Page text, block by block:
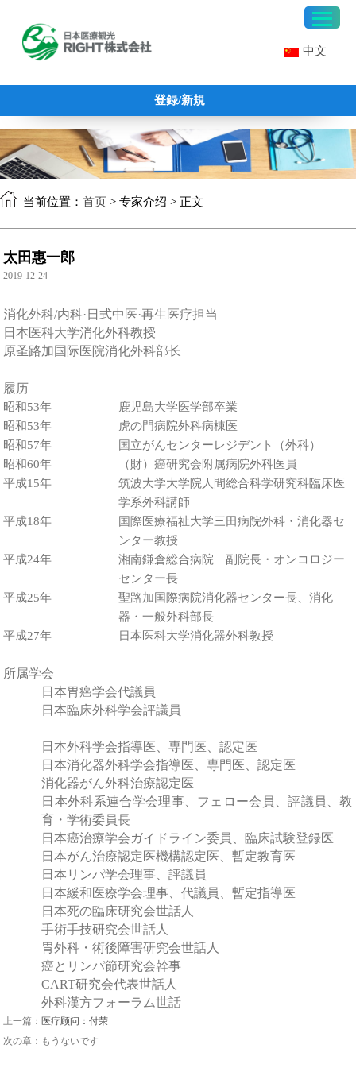
中文
登録/新規
当前位置： 首页 > 专家介绍 > 正文
太田惠一郎
2019-12-24
消化外科/内科·日式中医·再生医疗担当
日本医科大学消化外科教授
原圣路加国际医院消化外科部长
履历
昭和53年
鹿児島大学医学部卒業
昭和53年
虎の門病院外科病棟医
昭和57年
国立がんセンターレジデント（外科）
昭和60年
（財）癌研究会附属病院外科医員
平成15年
筑波大学大学院人間総合科学研究科臨床医
学系外科講師
平成18年
国際医療福祉大学三田病院外科 ・消化器セ
ンター教授
平成24年
湘南鎌倉総合病院 副院長 ・ オンコロジー
センター長
平成25年
聖路加国際病院消化器センター長、消化
器 ・一般外科部長
平成27年
日本医科大学消化器外科教授
所属学会
日本胃癌学会代議員
日本臨床外科学会評議員
日本外科学会指導医、専門医、認定医
日本消化器外科学会指導医、専門医、認定医
消化器がん外科治療認定医
日本外科系連合学会理事、フェロー会員、評議員、教
育・学術委員長
日本癌治療学会ガイドライン委員、臨床試験登録医
日本がん治療認定医機構認定医、暫定教育医
日本リンパ学会理事、評議員
日本緩和医療学会理事、代議員、暫定指導医
日本死の臨床研究会世話人
手術手技研究会世話人
胃外科・術後障害研究会世話人
癌とリンパ節研究会幹事
CART研究会代表世話人
外科漢方フォーラム世話
上一篇： 医疗顾问：付荣
次の章：もうないです